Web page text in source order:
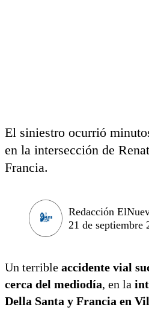
El siniestro ocurrió
en la intersección de
Francia.
Redacción
21 de septiembre
Un terrible accidente vial
cerca del mediodía, en la
Della Santa y Francia en